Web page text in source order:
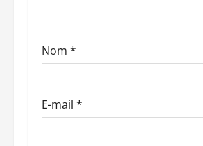
a
r
t
i
Nom *
E-mail *